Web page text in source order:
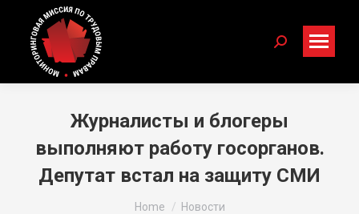
Search:
Журналисты и блогеры
выполняют работу госорганов.
Депутат встал на защиту СМИ
Home
Новости